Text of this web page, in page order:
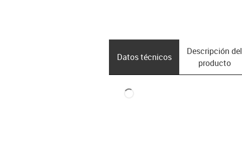
Datos técnicos
Descripción del
producto